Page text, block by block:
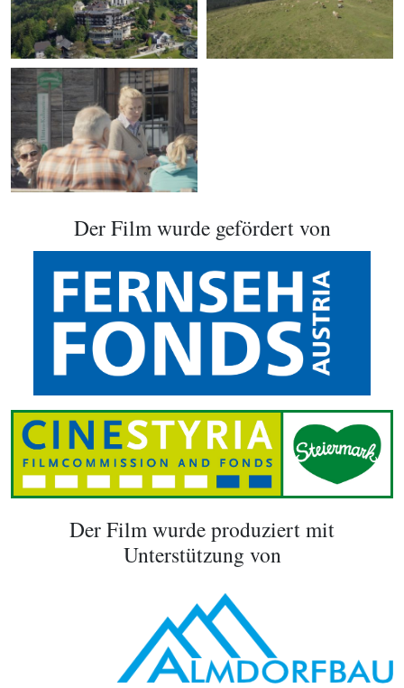
Der Film wurde gefördert von
Der Film wurde produziert mit
Unterstützung von